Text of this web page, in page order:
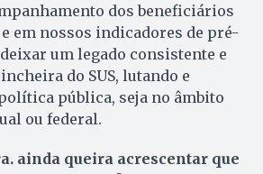
dos beneficiários
em nossos indicadores de pré-
um legado consistente e
do SUS, lutando e
pública, seja no âmbito
ou federal.
ainda queira acrescentar que